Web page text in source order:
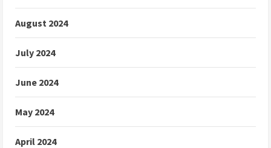
August 2024
July 2024
June 2024
May 2024
April 2024